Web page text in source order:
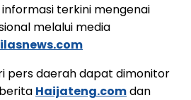
terkini mengenai
melalui media
pers daerah dapat dimonitor
Haijateng.comdan